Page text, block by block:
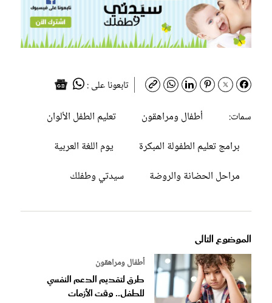
تابعونا على :
سمات:
أطفال ومراهقون
تعليم الطفل الألوان
برامج تعليم الطفولة المبكرة
يوم اللغة العربية
مراحل الحضانة والروضة
سيدتي وطفلك
الموضوع التالى
أطفال ومراهقون
طرق لتقديم الدعم النفسي
للطفل.. وقت الأزمات